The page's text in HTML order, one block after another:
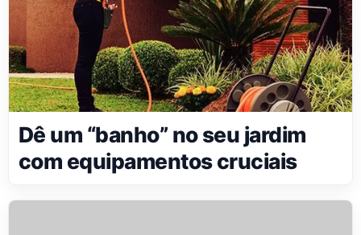
Dê um “banho” no seu jardim
com equipamentos cruciais